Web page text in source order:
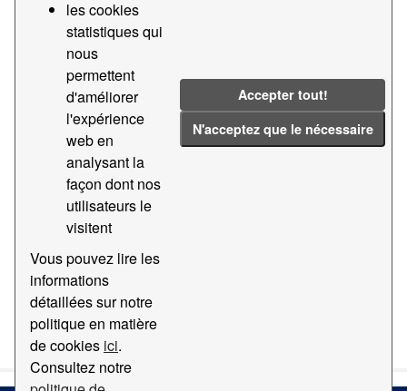
les cookies
statistiques qui
nous
permettent
d'améliorer
l'expérience
web en
analysant la
façon dont nos
utilisateurs le
visitent
Vous pouvez lire les
informations
détaillées sur notre
politique en matière
de cookies ici.
Consultez notre
Accepter tout!
N'acceptez que le nécessaire
Groups: Statistiques
Statistiques
Teu
2023
Filter Results
Statistiques du trafic de teus par chemin de fer
Données statistiques du trafic de teus par chemin de fer
du port de Barcelone
Docs).